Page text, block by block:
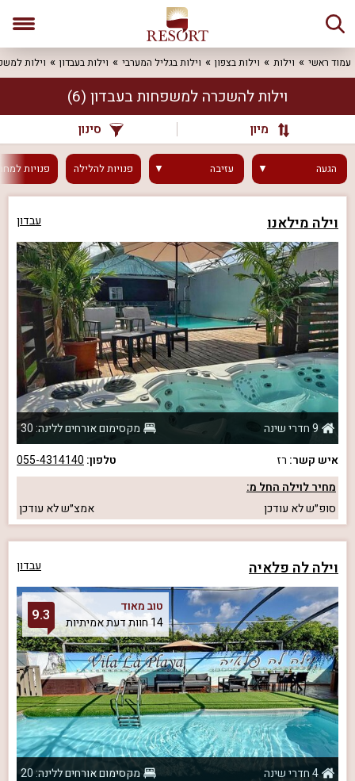
עמוד ראשי וילות וילות בצפון וילות בגליל המערבי וילות בעבדון וילות
וילות להשכרה למשפחות בעבדון (6)
מיון סינון
הגעה עזיבה פנויותלהלילה פנויות
וילה מילאנו עבדון
9 חדרי שינה
מקסימום אורחים ללינה: 30
איש קשר: רז טלפון: 055-4314140
מחיר לוילה החל מ:
סופ״שלא עודכן אמצ״שלא עודכן
וילה לה פלאיה עבדון
טוב מאוד
14 חוות דעת אמיתיות
9.3
4 חדרי שינה
מקסימום אורחים ללינה: 20